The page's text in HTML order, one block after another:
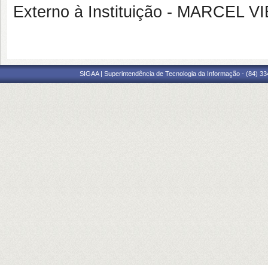
Externo à Instituição - MARCEL
SIGAA | Superintendência de Tecnologia da Informação - (84)